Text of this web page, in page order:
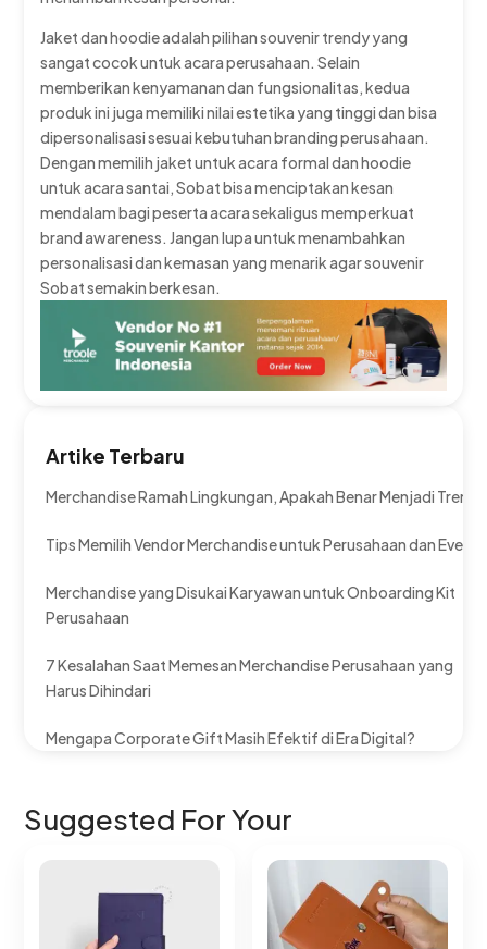
Jaket dan hoodie adalah pilihan souvenir trendy yang
sangat cocok untuk acara perusahaan. Selain
memberikan kenyamanan dan fungsionalitas, kedua
produk ini juga memiliki nilai estetika yang tinggi dan bisa
dipersonalisasi sesuai kebutuhan branding perusahaan.
Dengan memilih jaket untuk acara formal dan hoodie
untuk acara santai, Sobat bisa menciptakan kesan
mendalam bagi peserta acara sekaligus memperkuat
brand awareness. Jangan lupa untuk menambahkan
personalisasi dan kemasan yang menarik agar souvenir
Sobat semakin berkesan.
Artike Terbaru
Merchandise Ramah Lingkungan, Apakah Benar Menjadi Tren?
Tips Memilih Vendor Merchandise untuk Perusahaan dan Event
Merchandise yang Disukai Karyawan untuk Onboarding Kit
Perusahaan
7 Kesalahan Saat Memesan Merchandise Perusahaan yang
Harus Dihindari
Mengapa Corporate Gift Masih Efektif di Era Digital?
Suggested For Your